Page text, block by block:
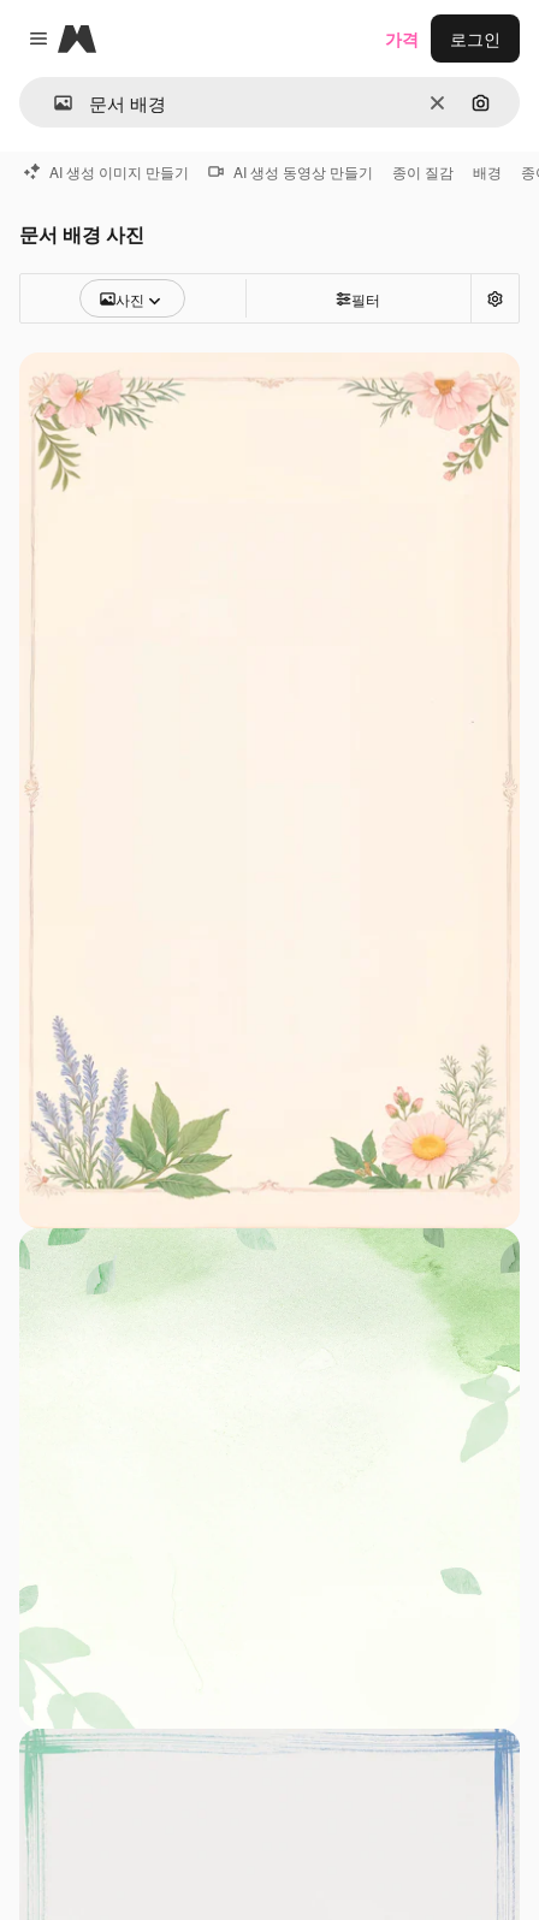
Close menu
Magnific
지우기이미지
가격 로그인
AI 생성 이미지 만들기 AI 생성 동영상 만들기 종이 질감 배경
문서 배경 사진
사진 필터